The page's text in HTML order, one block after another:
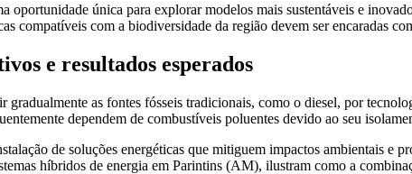
oportunidade única para explorar modelos mais sustentáveis e
compatíveis com a biodiversidade da região devem ser encaradas
e resultados esperados
as fontes fósseis tradicionais, como o diesel, por
dependem de combustíveis poluentes devido ao seu
de soluções energéticas que mitiguem impactos ambientais e
híbridos de energia em Parintins (AM), ilustram como a